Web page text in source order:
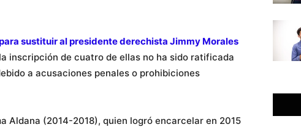
sustituir al presidente derechista Jimmy Morales
inscripción de cuatro de ellas no ha sido ratificada
a acusaciones penales o prohibiciones
Aldana (2014-2018), quien logró encarcelar en 2015